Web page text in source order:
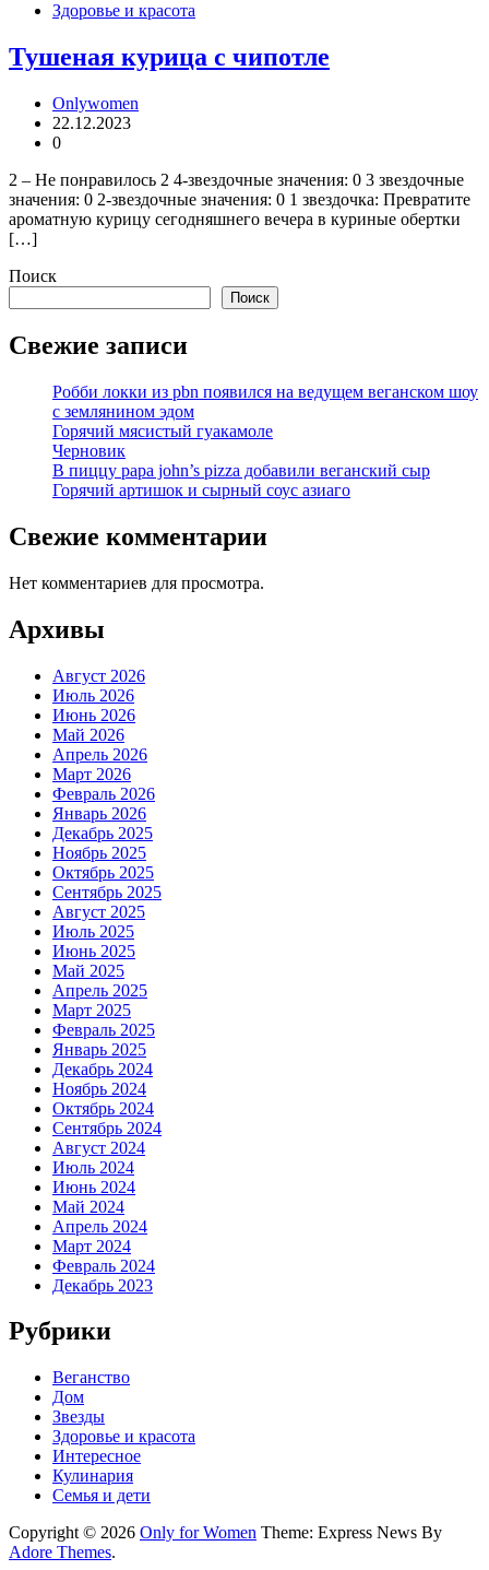
Здоровье и красота
Тушеная курица с чипотле
Onlywomen
22.12.2023
0
2 – Не понравилось 2 4-звездочные значения: 0 3 звездочные
значения: 0 2-звездочные значения: 0 1 звездочка: Превратите
ароматную курицу сегодняшнего вечера в куриные обертки
[…]
Поиск
Поиск
Свежие записи
Робби локки из pbn появился на ведущем веганском шоу
с землянином эдом
Горячий мясистый гуакамоле
Черновик
В пиццу papa john’s pizza добавили веганский сыр
Горячий артишок и сырный соус азиаго
Свежие комментарии
Нет комментариев для просмотра.
Архивы
Август 2026
Июль 2026
Июнь 2026
Май 2026
Апрель 2026
Март 2026
Февраль 2026
Январь 2026
Декабрь 2025
Ноябрь 2025
Октябрь 2025
Сентябрь 2025
Август 2025
Июль 2025
Июнь 2025
Май 2025
Апрель 2025
Март 2025
Февраль 2025
Январь 2025
Декабрь 2024
Ноябрь 2024
Октябрь 2024
Сентябрь 2024
Август 2024
Июль 2024
Июнь 2024
Май 2024
Апрель 2024
Март 2024
Февраль 2024
Декабрь 2023
Рубрики
Веганство
Дом
Звезды
Здоровье и красота
Интересное
Кулинария
Семья и дети
Copyright © 2026 Only for Women Theme: Express News By
Adore Themes.